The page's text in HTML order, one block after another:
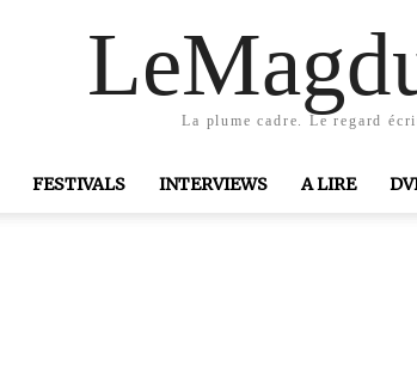
La plume cadre. Le regard
FESTIVALS INTERVIEWS A LIRE